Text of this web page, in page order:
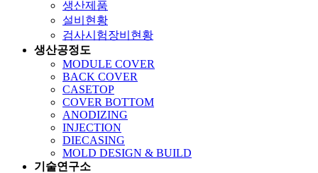
생산제품
설비현황
검사시험장비현황
생산공정도
MODULE COVER
BACK COVER
CASETOP
COVER BOTTOM
ANODIZING
INJECTION
DIECASING
MOLD DESIGN & BUILD
기술연구소